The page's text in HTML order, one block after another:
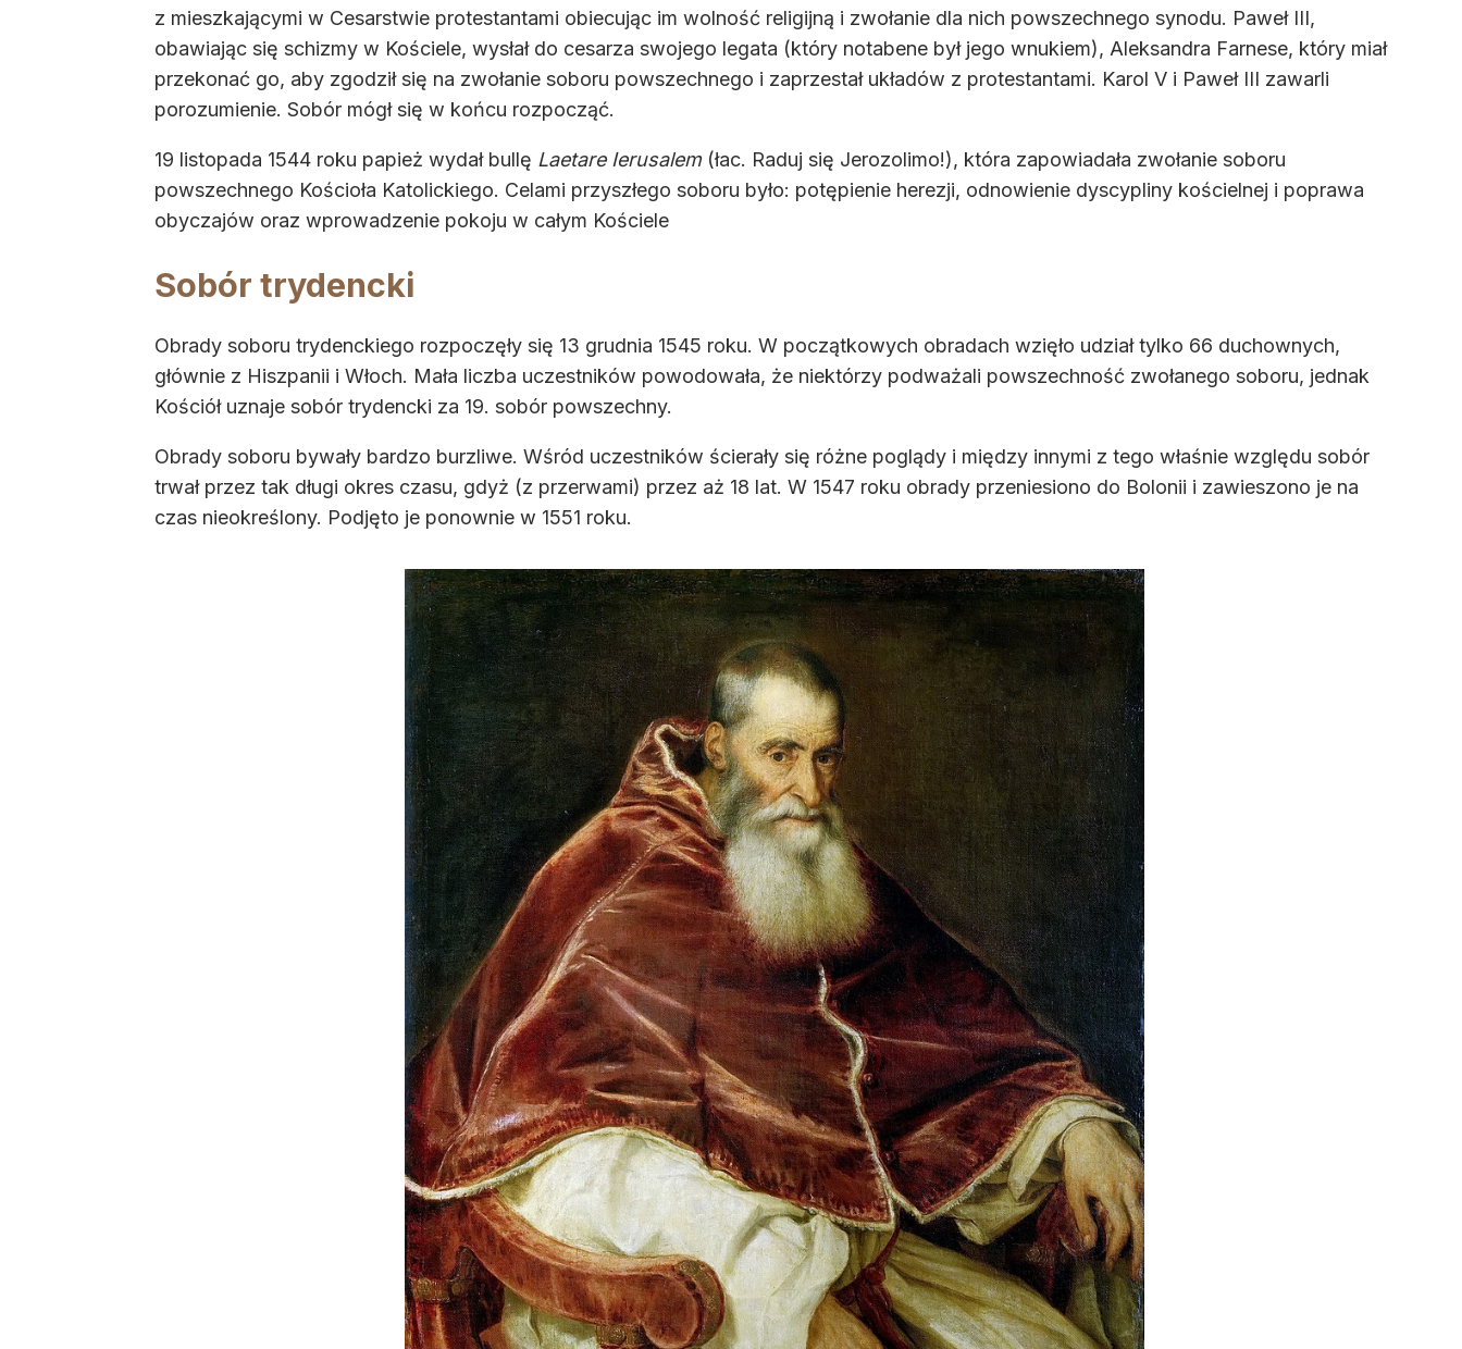
z mieszkającymi w Cesarstwie protestantami obiecując im wolność religijną i zwołanie dla nich powszechnego synodu. Paweł III,
obawiając się schizmy w Kościele, wysłał do cesarza swojego legata (który notabene był jego wnukiem), Aleksandra Farnese, który miał
przekonać go, aby zgodził się na zwołanie soboru powszechnego i zaprzestał układów z protestantami. Karol V i Paweł III zawarli
porozumienie. Sobór mógł się w końcu rozpocząć.
19 listopada 1544 roku papież wydał bullę Laetare Ierusalem(łac. Raduj się Jerozolimo!), która zapowiadała zwołanie soboru
powszechnego Kościoła Katolickiego. Celami przyszłego soboru było: potępienie herezji, odnowienie dyscypliny kościelnej i poprawa
obyczajów oraz wprowadzenie pokoju w całym Kościele
Sobór trydencki
Obrady soboru trydenckiego rozpoczęły się 13 grudnia 1545 roku. W początkowych obradach wzięło udział tylko 66 duchownych,
głównie z Hiszpanii i Włoch. Mała liczba uczestników powodowała, że niektórzy podważali powszechność zwołanego soboru, jednak
Kościół uznaje sobór trydencki za 19. sobór powszechny.
Obrady soboru bywały bardzo burzliwe. Wśród uczestników ścierały się różne poglądy i między innymi z tego właśnie względu sobór
trwał przez tak długi okres czasu, gdyż (z przerwami) przez aż 18 lat. W 1547 roku obrady przeniesiono do Bolonii i zawieszono je na
czas nieokreślony. Podjęto je ponownie w 1551 roku.